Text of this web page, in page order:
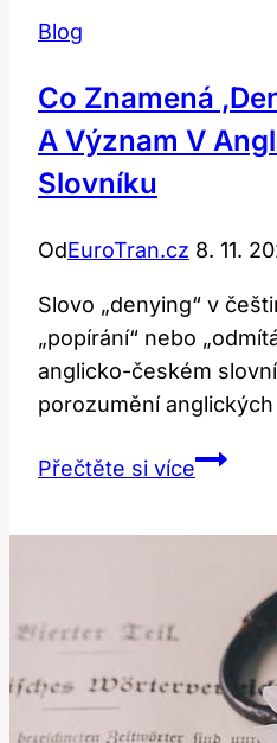
Blog
Co Znamená
A Význam V
Slovníku
OdEuroTran.cz 8. 11.
Slovo „denying“ v
„popírání“ nebo
anglicko-českém
porozumění
Přečtěte si víceCo
Význam
Českém